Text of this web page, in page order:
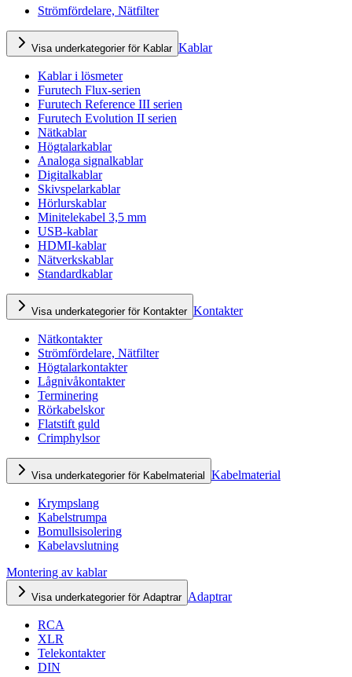
Strömfördelare, Nätfilter
Visa underkategorier för Kablar Kablar
Kablar i lösmeter
Furutech Flux-serien
Furutech Reference III serien
Furutech Evolution II serien
Nätkablar
Högtalarkablar
Analoga signalkablar
Digitalkablar
Skivspelarkablar
Hörlurskablar
Minitelekabel 3,5 mm
USB-kablar
HDMI-kablar
Nätverkskablar
Standardkablar
Visa underkategorier för Kontakter Kontakter
Nätkontakter
Strömfördelare, Nätfilter
Högtalarkontakter
Lågnivåkontakter
Terminering
Rörkabelskor
Flatstift guld
Crimphylsor
Visa underkategorier för Kabelmaterial Kabelmaterial
Krympslang
Kabelstrumpa
Bomullsisolering
Kabelavslutning
Montering av kablar
Visa underkategorier för Adaptrar Adaptrar
RCA
XLR
Telekontakter
DIN